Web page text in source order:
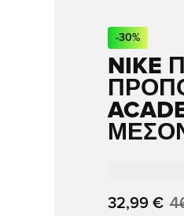
-30%
NIKE
32,99 €